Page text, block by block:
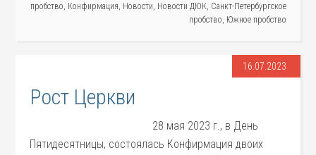
пробство, Конфирмация, Новости, Новости ДЮК, Санкт-Петербургское
пробство, Южное пробство
16.07.2023
Рост Церкви
28 мая 2023 г., в День
Пятидесятницы, состоялась Конфирмация двоих